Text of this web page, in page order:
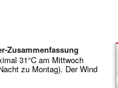
Zusammenfassung
31°C am Mittwoch
zu Montag). Der Wind